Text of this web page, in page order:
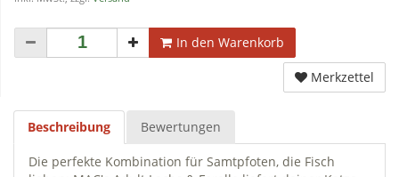
In den Warenkorb
Merkzettel
Beschreibung Bewertungen
Die perfekte Kombination für Samtpfoten, die Fisch